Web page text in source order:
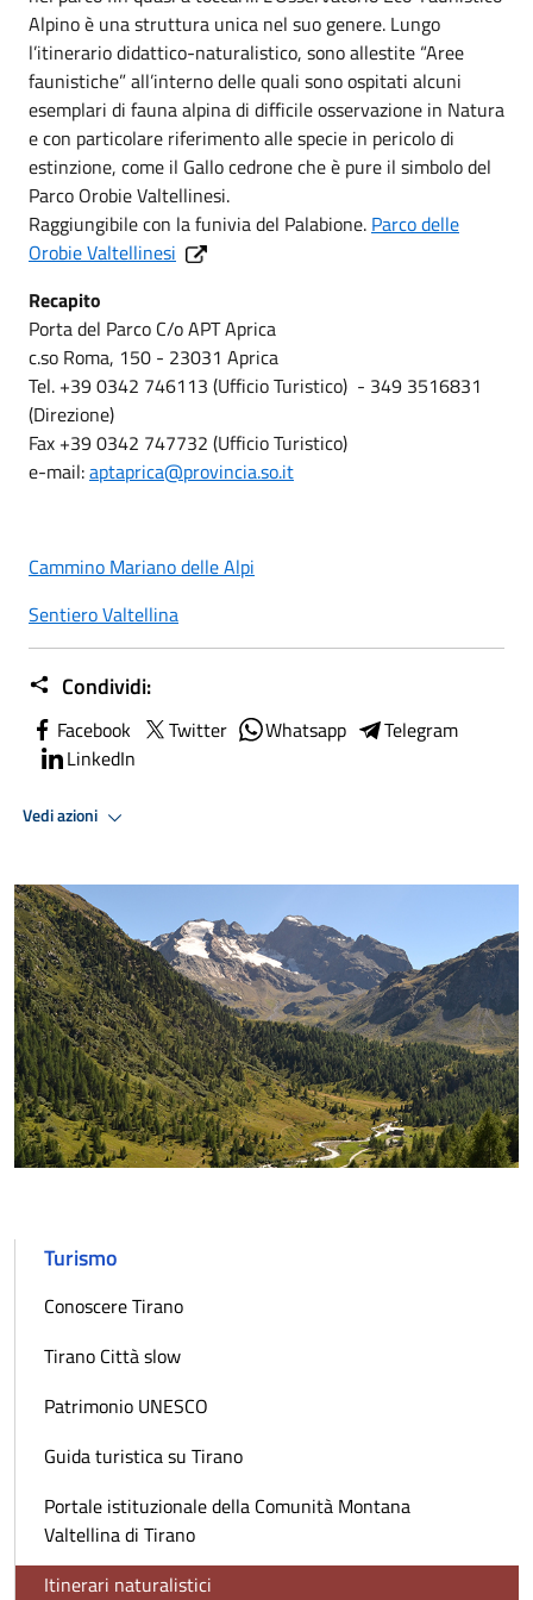
Alpino è una struttura unica nel suo genere. Lungo
l’itinerario didattico-naturalistico, sono allestite “Aree
faunistiche” all’interno delle quali sono ospitati alcuni
esemplari di fauna alpina di difficile osservazione in Natura
e con particolare riferimento alle specie in pericolo di
estinzione, come il Gallo cedrone che è pure il simbolo del
Parco Orobie Valtellinesi.
Raggiungibile con la funivia del Palabione. Parco delle
Orobie Valtellinesi
Recapito
Porta del Parco C/o APT Aprica
c.so Roma, 150 - 23031 Aprica
Tel. +39 0342 746113 (Ufficio Turistico) - 349 3516831
(Direzione)
Fax +39 0342 747732 (Ufficio Turistico)
e-mail:aptaprica@provincia.so.it
Cammino Mariano delle Alpi
Sentiero Valtellina
Condividi:
Facebook Twitter Whatsapp
Telegram
LinkedIn
Vedi azioni
Turismo
Conoscere Tirano
Tirano Città slow
Patrimonio UNESCO
Guida turistica su Tirano
Portale istituzionale della Comunità Montana
Valtellina di Tirano
Itinerari naturalistici